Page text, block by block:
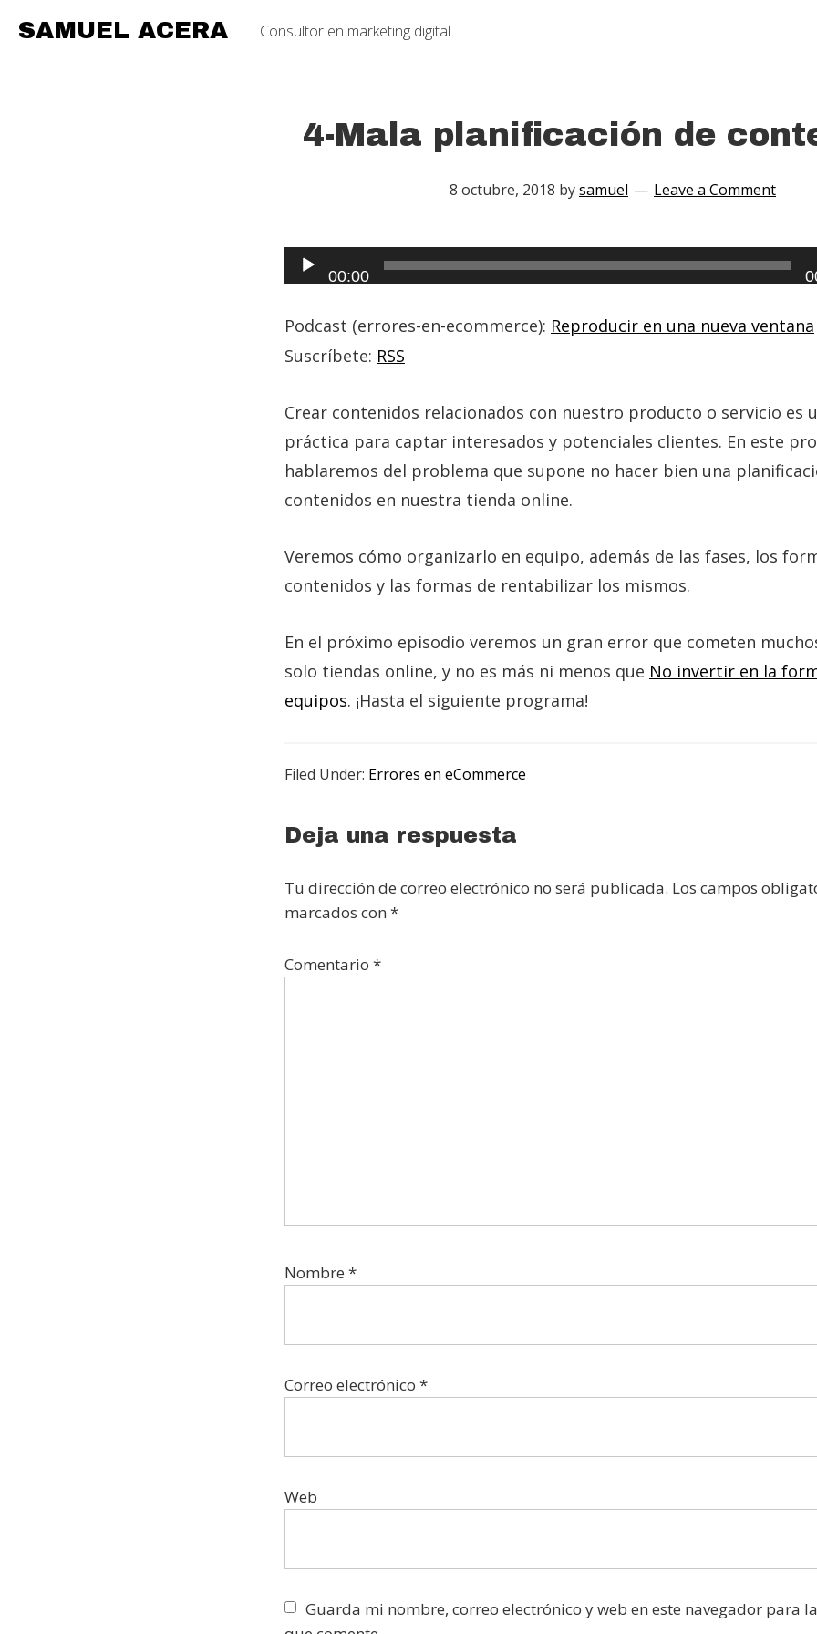
SAMUEL ACERA Consultor en marketing digital
4-Mala planificación de
8 octubre, 2018 bysamuel Leave a Comment
Audio
Player
00:00
Podcast (errores-en-ecommerce): Reproducir en una nueva ventana
Suscríbete: RSS
Crear contenidos relacionados con nuestro producto o servicio es
práctica para captar interesados y potenciales clientes. En este
hablaremos del problema que supone no hacer bien una
contenidos en nuestra tienda online.
Veremos cómo organizarlo en equipo, además de las fases, los
contenidos y las formas de rentabilizar los mismos.
En el próximo episodio veremos un gran error que cometen
solo tiendas online, y no es más ni menos que No invertir en la
equipos. ¡Hasta el siguiente programa!
Filed Under: Errores en eCommerce
Reader
Deja una respuesta
Tu dirección de correo electrónico no será publicada. Los campos
marcados con *
Comentario *
Nombre *
Correo electrónico *
Web
Guarda mi nombre, correo electrónico y web en este navegador para